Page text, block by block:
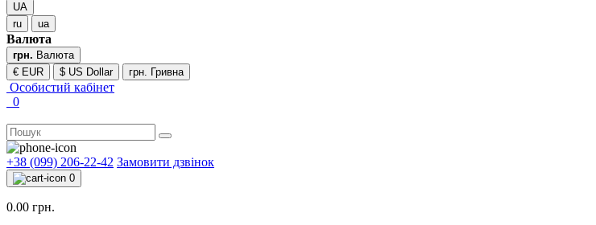
UA
ru
ua
Валюта
грн. Валюта
€ EUR
$ US Dollar грн. Гривна
Особистий кабінет
0
+38 (099) 206-22-42